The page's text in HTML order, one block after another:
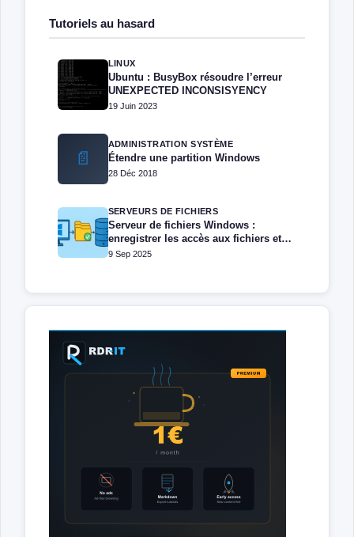
Tutoriels au hasard
LINUX
Ubuntu : BusyBox résoudre l’erreur
UNEXPECTED INCONSISYENCY
19 Juin 2023
📄
ADMINISTRATION SYSTÈME
Étendre une partition Windows
28 Déc 2018
SERVEURS DE FICHIERS
Serveur de fichiers Windows :
enregistrer les accès aux fichiers et
dossiers
9 Sep 2025